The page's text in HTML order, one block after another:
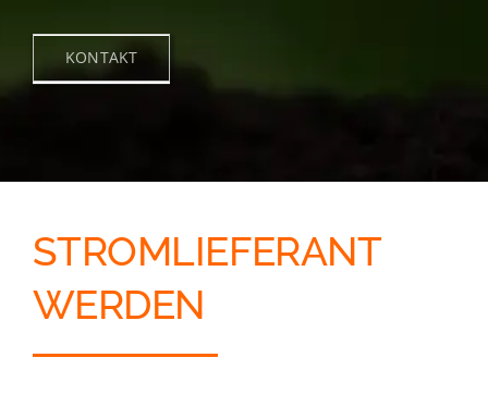
KONTAKT
STROMLIEFERANT
WERDEN